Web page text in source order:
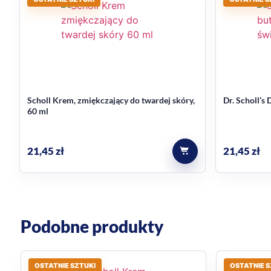
bezzapachowy, odpowiedni do codziennej
może być stosowany także na śródstopie
zrogowacenie, aby wspierać ich lepszy wygląd i
Czy krem jest odpowiedni do
Czy krem ma intensywny zapach?
Nie, produkt jest bezzapachowy, co zwiększa
Scholl Krem, zmiękczający do twardej skóry,
60 ml
21,45zł
Dr. Scholl’s
21,45zł
Podobne produkty
OSTATNIE SZTUKI OSTATNIE